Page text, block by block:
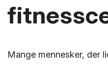
Mange mennesker, der